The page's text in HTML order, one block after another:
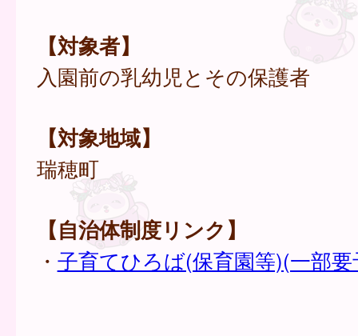
【対象者】
入園前の乳幼児とその保護者
【対象地域】
瑞穂町
【自治体制度リンク】
・ 子育てひろば(保育園等)(一部要